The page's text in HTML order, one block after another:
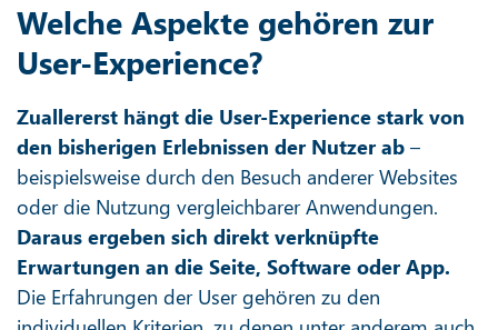
Welche Aspekte gehören zur
User-Experience?
Zuallererst hängt die User-Experience stark von
den bisherigen Erlebnissen der Nutzer ab –
beispielsweise durch den Besuch anderer Websites
oder die Nutzung vergleichbarer Anwendungen.
Daraus ergeben sich direkt verknüpfte
Erwartungen an die Seite, Software oder App.
Die Erfahrungen der User gehören zu den